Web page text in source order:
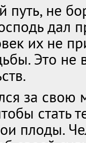
путь, не
дал
их не
Это
за свою
стать
плоды.